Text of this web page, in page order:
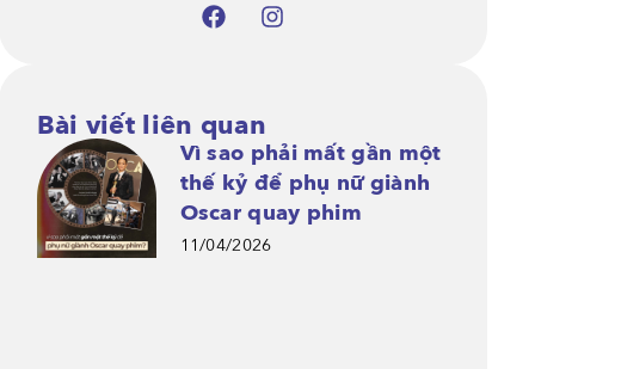
Bài viết liên quan
Vì sao phải mất gần một
thế kỷ để phụ nữ giành
Oscar quay phim
11/04/2026